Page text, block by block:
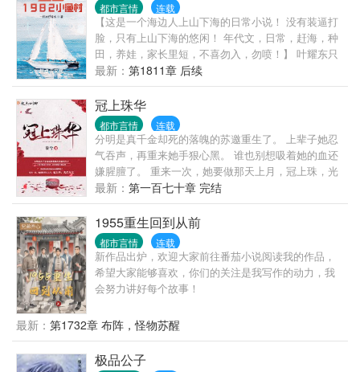
都市言情 连载
【这是一个海边人上山下海的日常小说！ 没有装逼打
脸，只有上山下海的悠闲！ 年代文，日常，赶海，种
田，养娃，家长里短，不喜勿入，勿喷！】 叶耀东只
是睡不着觉，想着去甲板上吹吹风，尿个尿，没想到
掉海里回到了1982年。 还是那个熟悉的小渔村，只是
他已经不是年轻时候的他了。 混账了半辈子，这回他
想好好来过的，只是怎么一个个都不相信呢…… 上辈
子没出息，这辈子他也没什么大理想大志向，只想挽
回遗憾，跟老婆好好过日子，一家子平安喜乐就好。
【说明一下，改笔名了，原来是叫“一杯冰柠檬水”，现
在改为“米饭的米”】
最新： 第1811章 后续
冠上珠华
都市言情 连载
分明是真千金却死的落魄的苏邀重生了。 上辈子她忍
气吞声，再重来她手狠心黑。 谁也别想吸着她的血还
嫌腥膻了。 重来一次，她要做那天上月，冠上珠，光
芒万丈。 某人跟在她身后一面替她挖坑，一面苦心孤
诣的劝她： 不用这么费力的，瞧见我头上的冠冕了
吗？ 你就是上面最华丽的那颗。
最新： 第一百七十章 完结
1955重生回到从前
都市言情 连载
新作品出炉，欢迎大家前往番茄小说阅读我的作品，
希望大家能够喜欢，你们的关注是我写作的动力，我
会努力讲好每个故事！
最新： 第1732章 布阵，怪物苏醒
极品公子